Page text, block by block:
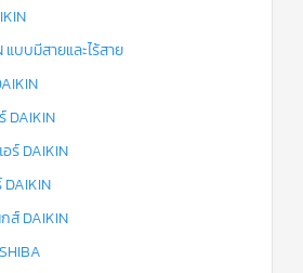
แบบมีสายและไร้สาย
DAIKIN
DAIKIN
DAIKIN
ส์ DAIKIN